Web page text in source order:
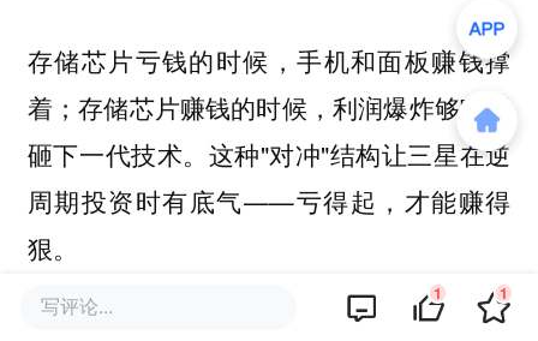
存储芯片亏钱的时候，手机和面板赚钱撑
着；存储芯片赚钱的时候，利润爆炸够它再
砸下一代技术。这种"对冲"结构让三星在逆
周期投资时有底气——亏得起，才能赚得
狠。
更关键的是，全产业链带来了独特的协同能
写评论... 1 1